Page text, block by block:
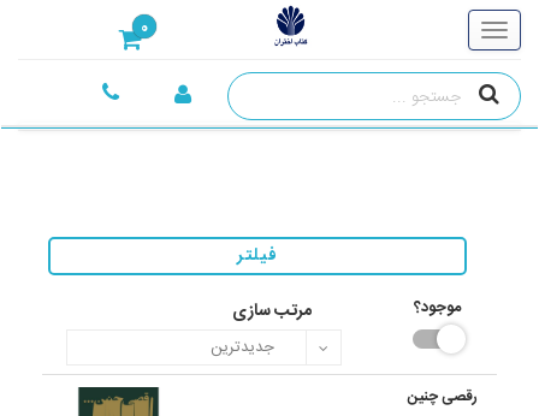
0
فیلتر
موجود؟ مرتب سازی
رقصی چنین